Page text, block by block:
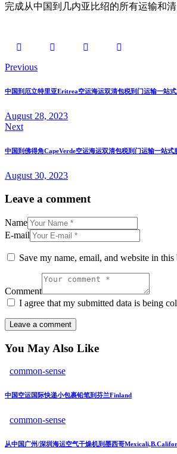
完成从中国到几内亚比绍的所有运输和
Previous
中国到厄立特里亚Eritrea空运海运双清包税到门运输一站
August 28, 2023
Next
中国到佛得角CapeVerde空运海运双清包税到门运输一站式
August 30, 2023
Leave a comment
Name
E-mail
Save my name, email, and website in
Comment
I agree that my submitted data is being
You May Also Like
common-sense
中国空运国际快递小包裹铅笔到芬兰Finland
common-sense
从中国广州/深圳海运空气干燥机到墨西哥